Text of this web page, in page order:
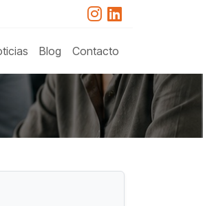
Blog Contacto